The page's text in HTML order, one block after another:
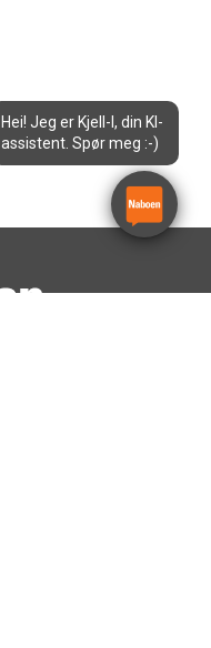
Hei! Jeg er Kjell-I, din KI-
assistent. Spør meg :-)